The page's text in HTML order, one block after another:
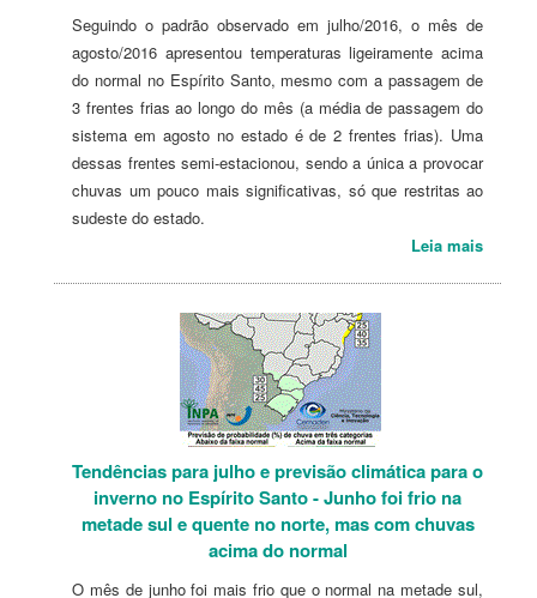
Seguindo o padrão observado em julho/2016, o mês de
agosto/2016 apresentou temperaturas ligeiramente acima
do normal no Espírito Santo, mesmo com a passagem de
3 frentes frias ao longo do mês (a média de passagem do
sistema em agosto no estado é de 2 frentes frias). Uma
dessas frentes semi-estacionou, sendo a única a provocar
chuvas um pouco mais significativas, só que restritas ao
sudeste do estado.
Leia mais
Tendências para julho e previsão climática para o
inverno no Espírito Santo - Junho foi frio na
metade sul e quente no norte, mas com chuvas
acima do normal
O mês de junho foi mais frio que o normal na metade sul,